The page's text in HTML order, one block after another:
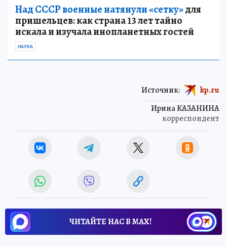
Над СССР военные натянули «сетку»для
пришельцев: как страна 13 лет тайно
искала и изучала инопланетных гостей
НАУКА
Ирина КАЗАНИНА
корреспондент
Источник: kp.ru
ЧИТАЙТЕ НАС В МАХ!